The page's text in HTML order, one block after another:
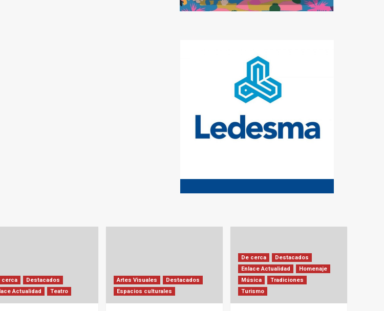
cerca
Destacados
Actualidad
Teatro
Artes Visuales
Destacados
Espacios culturales
De cerca
Destacados
Enlace Actualidad
Homenaje
Música
Tradiciones
Turismo